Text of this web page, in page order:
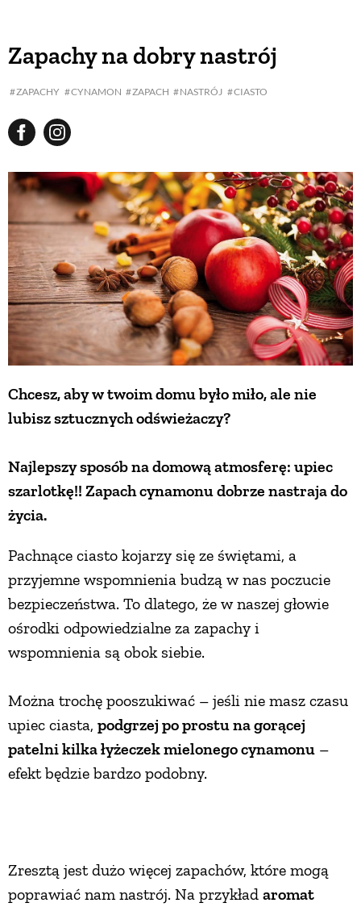
Zapachy na dobry nastrój
ZAPACHY CYNAMON ZAPACH NASTRÓJ CIASTO
Chcesz, aby w twoim domu było miło, ale nie
lubisz sztucznych odświeżaczy?
Najlepszy sposób na domową atmosferę: upiec
szarlotkę!! Zapach cynamonu dobrze nastraja do
życia.
Pachnące ciasto kojarzy się ze świętami, a
przyjemne wspomnienia budzą w nas poczucie
bezpieczeństwa. To dlatego, że w naszej głowie
ośrodki odpowiedzialne za zapachy i
wspomnienia są obok siebie.
Można trochę pooszukiwać – jeśli nie masz czasu
upiec ciasta, podgrzej po prostu na gorącej
patelni kilka łyżeczek mielonego cynamonu –
efekt będzie bardzo podobny.
Zresztą jest dużo więcej zapachów, które mogą
poprawiać nam nastrój. Na przykład aromat